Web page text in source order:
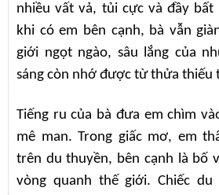
nhiều vất vả, tủi cực và đầy
khi có em bên cạnh, bà vẫn
giới ngọt ngào, sâu lắng của
sáng còn nhớ được từ thửa thiếu
Tiếng ru của bà đưa em chìm
mê man. Trong giấc mơ, em
trên du thuyền, bên cạnh là bố
vòng quanh thế giới. Chiếc du